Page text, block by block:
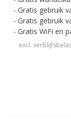
Gratis gebruik
Gratis gebruik
Gratis WiFi en
excl.